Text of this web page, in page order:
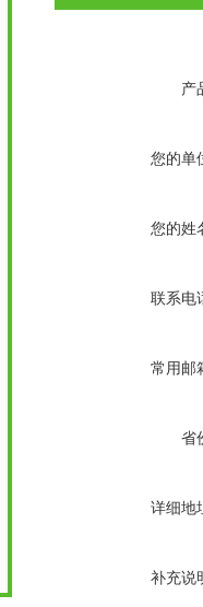
产
您的单
您的姓
联系电
常用邮
省
详细地
补充说